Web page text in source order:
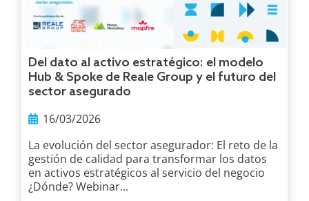
Del dato al activo estratégico: el modelo
Hub & Spoke de Reale Group y el futuro del
sector asegurado
16/03/2026
La evolución del sector asegurador: El reto de la
gestión de calidad para transformar los datos
en activos estratégicos al servicio del negocio
¿Dónde? Webinar...